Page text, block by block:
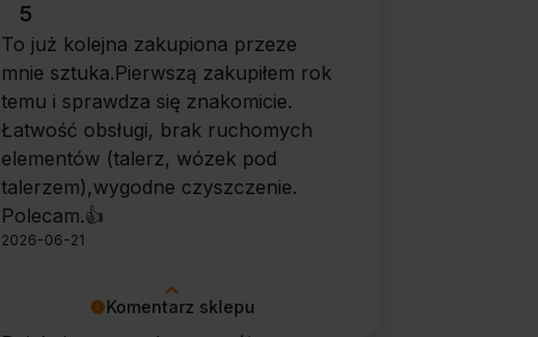
Komentarz sklepu
5
To już kolejna zakupiona przeze
mnie sztuka.Pierwszą zakupiłem rok
temu i sprawdza się znakomicie.
Łatwość obsługi, brak ruchomych
elementów (talerz, wózek pod
talerzem),wygodne czyszczenie.
Polecam.👍️
2026-06-21